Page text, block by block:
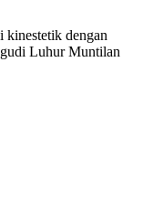
kinestetik dengan
Luhur Muntilan